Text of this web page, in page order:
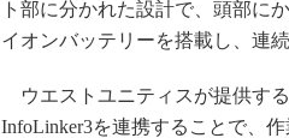
ト部に分かれた設計で、頭部に
イオンバッテリーを搭載し、連
ウエストユニティスが提供す
InfoLinker3を連携することで、